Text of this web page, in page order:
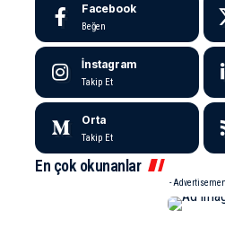
Facebook
Beğen
İnstagram
Takip Et
Orta
Takip Et
En çok okunanlar
-